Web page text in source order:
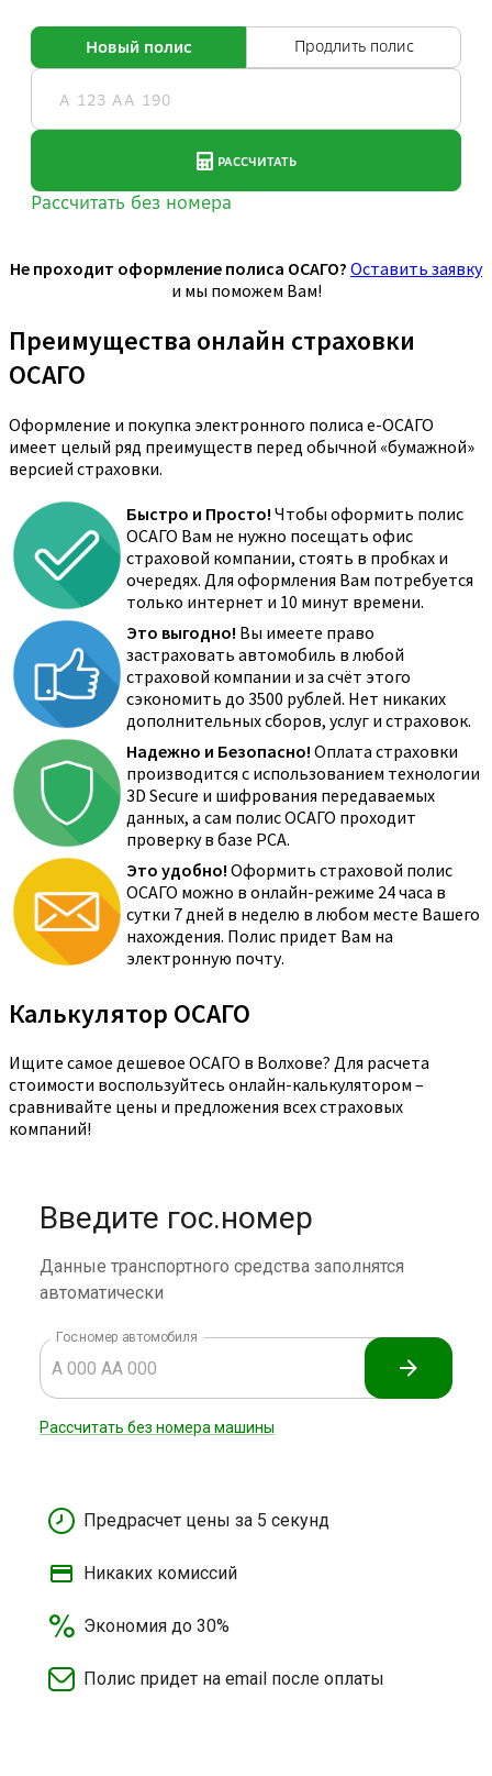
Не проходит оформление полиса ОСАГО? Оставить заявку
и мы поможем Вам!
Преимущества онлайн страховки
ОСАГО
Оформление и покупка электронного полиса е-ОСАГО
имеет целый ряд преимуществ перед обычной «бумажной»
версией страховки.
Быстро и Просто! Чтобы оформить полис
ОСАГО Вам не нужно посещать офис
страховой компании, стоять в пробках и
очередях. Для оформления Вам потребуется
только интернет и 10 минут времени.
Это выгодно! Вы имеете право
застраховать автомобиль в любой
страховой компании и за счёт этого
сэкономить до 3500 рублей. Нет никаких
дополнительных сборов, услуг и страховок.
Надежно и Безопасно! Оплата страховки
производится с использованием технологии
3D Secure и шифрования передаваемых
данных, а сам полис ОСАГО проходит
проверку в базе РСА.
Это удобно! Оформить страховой полис
ОСАГО можно в онлайн-режиме 24 часа в
сутки 7 дней в неделю в любом месте Вашего
нахождения. Полис придет Вам на
электронную почту.
Калькулятор ОСАГО
Ищите самое дешевое ОСАГО в Волхове? Для расчета
стоимости воспользуйтесь онлайн-калькулятором –
сравнивайте цены и предложения всех страховых
компаний!